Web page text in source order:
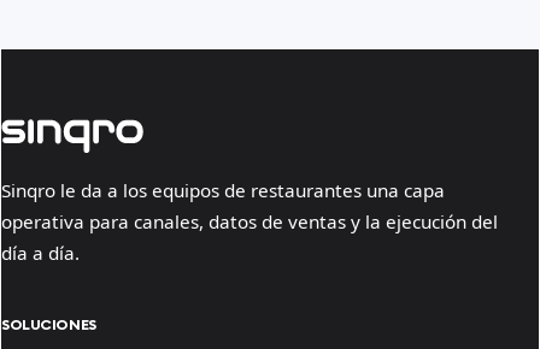
Sinqro le da a los equipos de restaurantes una capa
operativa para canales, datos de ventas y la ejecución del
día a día.
SOLUCIONES